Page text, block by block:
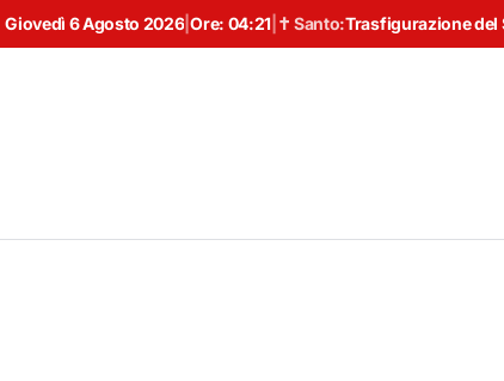
Giovedì 6 Agosto 2026 |Ore: 04:21| ✝ Santo:Trasfigurazione del